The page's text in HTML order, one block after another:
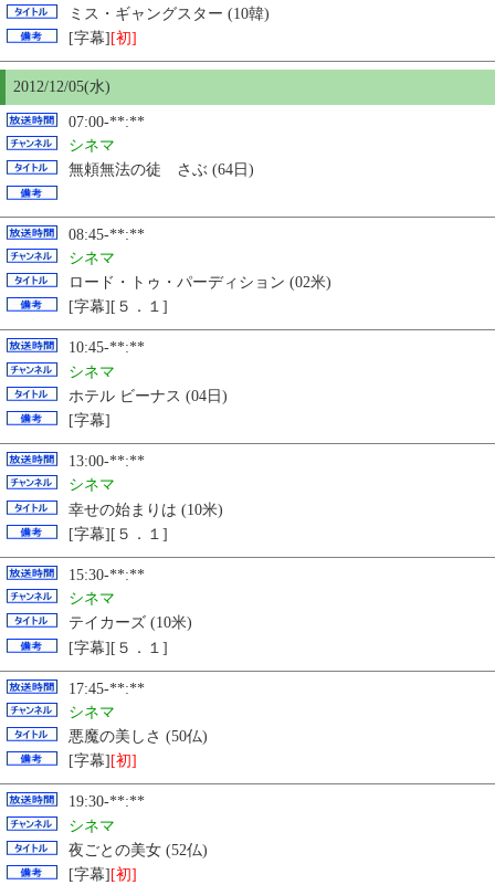
ミス・ギャングスター (10韓)
[字幕] [初]
2012/12/05(水)
07:00-**:**
シネマ
無頼無法の徒 さぶ (64日)
08:45-**:**
シネマ
ロード・トゥ・パーディション (02米)
[字幕][５．１]
10:45-**:**
シネマ
ホテル ビーナス (04日)
[字幕]
13:00-**:**
シネマ
幸せの始まりは (10米)
[字幕][５．１]
15:30-**:**
シネマ
テイカーズ (10米)
[字幕][５．１]
17:45-**:**
シネマ
悪魔の美しさ (50仏)
[字幕] [初]
19:30-**:**
シネマ
夜ごとの美女 (52仏)
[字幕] [初]